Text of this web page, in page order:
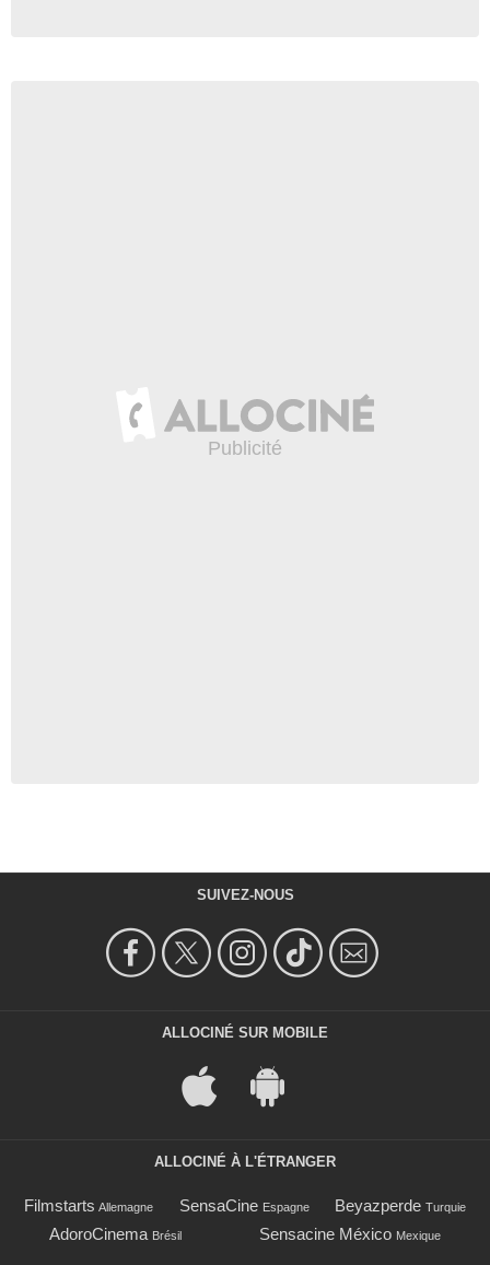
SUIVEZ-NOUS
ALLOCINÉ SUR MOBILE
ALLOCINÉ À L'ÉTRANGER
Filmstarts Allemagne SensaCine Espagne Beyazperde Turquie
AdoroCinema Brésil Sensacine México Mexique